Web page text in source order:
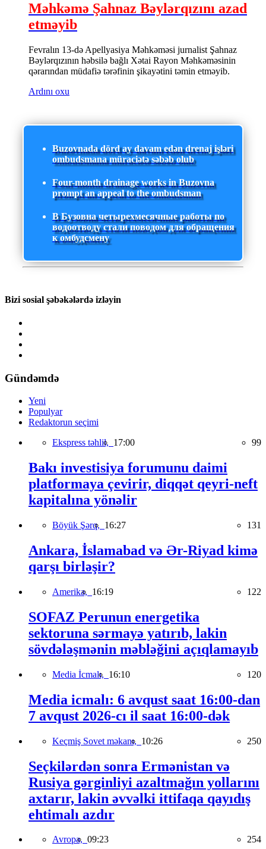
Məhkəmə Şahnaz Bəylərqızını azad
etməyib
Fevralın 13-də Apellyasiya Məhkəməsi jurnalist Şahnaz
Bəylərqızının həbsilə bağlı Xətai Rayon Məhkəməsinin
qərarından müdafiə tərəfinin şikayətini təmin etməyib.
Ardını oxu
Buzovnada dörd ay davam edən drenaj işləri
ombudsmana müraciətə səbəb olub
Four-month drainage works in Buzovna
prompt an appeal to the ombudsman
В Бузовна четырехмесячные работы по
водоотводу стали поводом для обращения
к омбудсмену
Bizi sosial şəbəkələrdə izləyin
Gündəmdə
Yeni
Populyar
Redaktorun seçimi
Ekspress təhlil, 17:00 99
Bakı investisiya forumunu daimi
platformaya çevirir, diqqət qeyri-neft
kapitalına yönəlir
Böyük Şərq, 16:27 131
Ankara, İslamabad və Ər-Riyad kimə
qarşı birləşir?
Amerika, 16:19 122
SOFAZ Perunun energetika
sektoruna sərmayə yatırıb, lakin
sövdələşmənin məbləğini açıqlamayıb
Media İcmalı, 16:10 120
Media icmalı: 6 avqust saat 16:00-dan
7 avqust 2026-cı il saat 16:00-dək
Keçmiş Sovet məkanı, 10:26 250
Seçkilərdən sonra Ermənistan və
Rusiya gərginliyi azaltmağın yollarını
axtarır, lakin əvvəlki ittifaqa qayıdış
ehtimalı azdır
Avropa, 09:23 254